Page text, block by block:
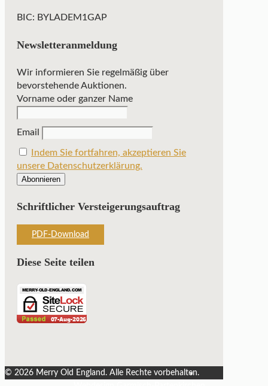
BIC: BYLADEM1GAP
Newsletteranmeldung
Wir informieren Sie regelmäßig über
bevorstehende Auktionen.
Vorname oder ganzer Name
Email
Indem Sie fortfahren, akzeptieren Sie
unsere Datenschutzerklärung.
Schriftlicher Versteigerungsauftrag
PDF-Download
Diese Seite teilen
© 2026 Merry Old England. Alle Rechte vorbehalten.